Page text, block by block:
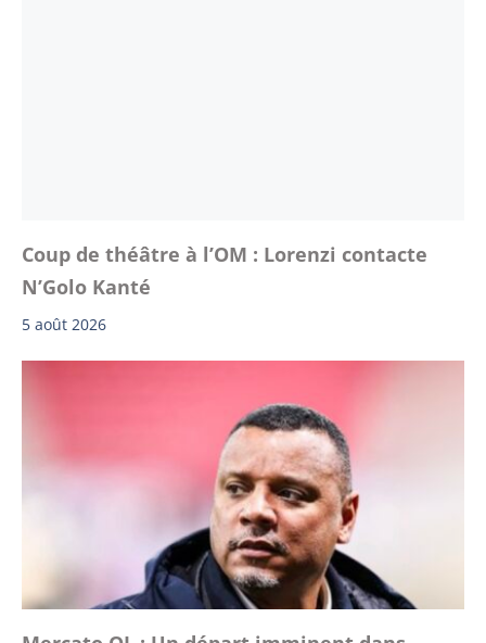
Coup de théâtre à l’OM : Lorenzi contacte
N’Golo Kanté
5 août 2026